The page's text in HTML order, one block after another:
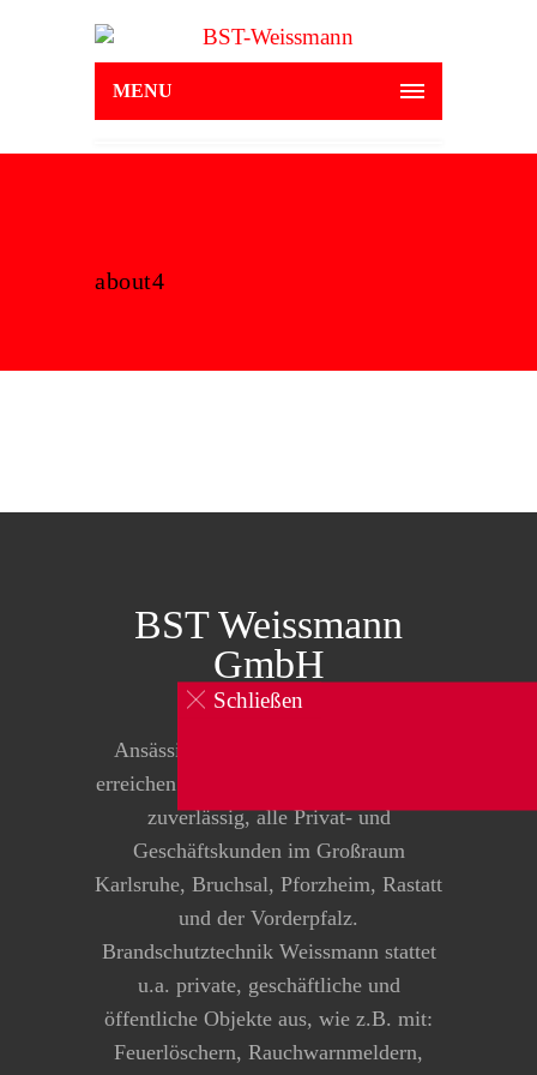
MENU
about4
BST Weissmann
GmbH
0160 834 104 1
Ansässig in Pfinztal-Kleinsteinbach
erreichen wir über die B10, schnell und
zuverlässig, alle Privat- und
Geschäftskunden im Großraum
Karlsruhe, Bruchsal, Pforzheim, Rastatt
und der Vorderpfalz.
Brandschutztechnik Weissmann stattet
u.a. private, geschäftliche und
öffentliche Objekte aus, wie z.B. mit:
Feuerlöschern, Rauchwarnmeldern,
Schließen